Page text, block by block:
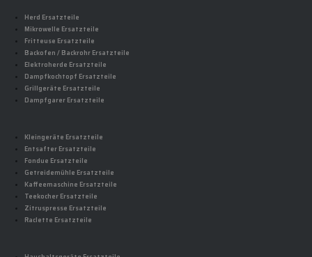
Herd Ersatzteile
Mikrowelle Ersatzteile
Fritteuse Ersatzteile
Backofen / Backrohr Ersatzteile
Elektroherde Ersatzteile
Dampfkochtopf Ersatzteile
Grillgeräte Ersatzteile
Dampfgarer Ersatzteile
Kleingeräte Ersatzteile
Entsafter Ersatzteile
Fondue Ersatzteile
Getreidemühle Ersatzteile
Kaffeemaschine Ersatzteile
Teekocher Ersatzteile
Zitruspresse Ersatzteile
Raclette Ersatzteile